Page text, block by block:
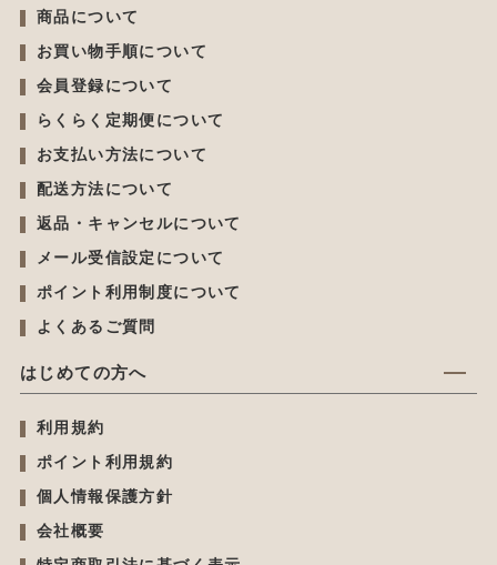
商品について
お買い物手順について
会員登録について
らくらく定期便について
お支払い方法について
配送方法について
返品・キャンセルについて
メール受信設定について
ポイント利用制度について
よくあるご質問
はじめての方へ
利用規約
ポイント利用規約
個人情報保護方針
会社概要